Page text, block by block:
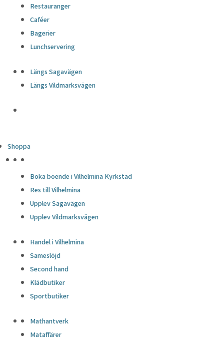
Restauranger
Caféer
Bagerier
Lunchservering
Längs Sagavägen
Längs Vildmarksvägen
Shoppa
Boka boende i Vilhelmina Kyrkstad
Res till Vilhelmina
Upplev Sagavägen
Upplev Vildmarksvägen
Handel i Vilhelmina
Sameslöjd
Second hand
Klädbutiker
Sportbutiker
Mathantverk
Mataffärer